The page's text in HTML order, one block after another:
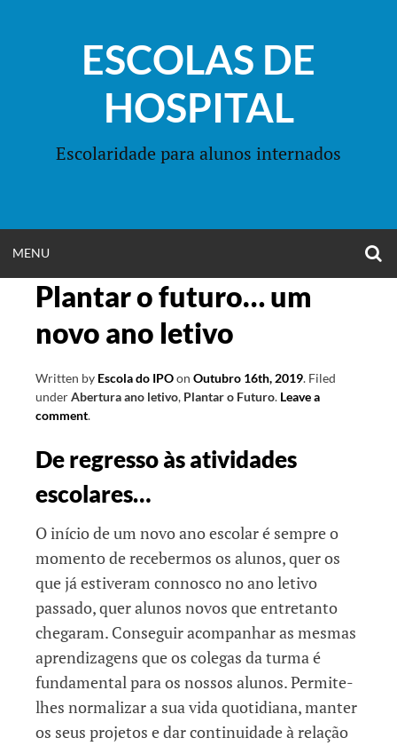
ESCOLAS DE
HOSPITAL
Escolaridade para alunos internados
MENU
MENU
Plantar o futuro… um
novo ano letivo
Written by Escola do IPOon Outubro 16th, 2019. Filed
underAbertura ano letivo, Plantar o Futuro. Leave a
comment.
De regresso às atividades
escolares…
O início de um novo ano escolar é sempre o
momento de recebermos os alunos, quer os
que já estiveram connosco no ano letivo
passado, quer alunos novos que entretanto
chegaram. Conseguir acompanhar as mesmas
aprendizagens que os colegas da turma é
fundamental para os nossos alunos. Permite-
lhes normalizar a sua vida quotidiana, manter
os seus projetos e dar continuidade à relação